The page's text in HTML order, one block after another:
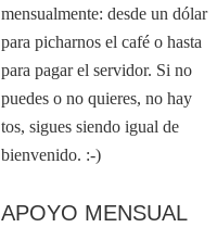
mensualmente: desde un dólar
para picharnos el café o hasta
para pagar el servidor. Si no
puedes o no quieres, no hay
tos, sigues siendo igual de
bienvenido. :-)
APOYO MENSUAL